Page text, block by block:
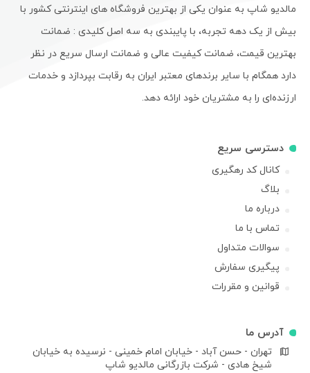
مالدیو شاپ به عنوان یکی از بهترین فروشگاه های اینترنتی کشور با
بیش از یک دهه تجربه، با پایبندی به سه اصل کلیدی : ضمانت
بهترین قیمت، ضمانت کیفیت عالی و ضمانت ارسال سریع در نظر
دارد همگام با سایر برندهای معتبر ایران به رقابت بپردازد و خدمات
ارزنده‌ای را به مشتریان خود ارائه دهد.
دسترسی سریع
کانال کد رهگیری
بلاگ
درباره ما
تماس با ما
سوالات متداول
پیگیری سفارش
قوانین و مقررات
آدرس ما
تهران - حسن آباد - خیابان امام خمینی - نرسیده به خیابان
شیخ هادی - شرکت بازرگانی مالدیو شاپ